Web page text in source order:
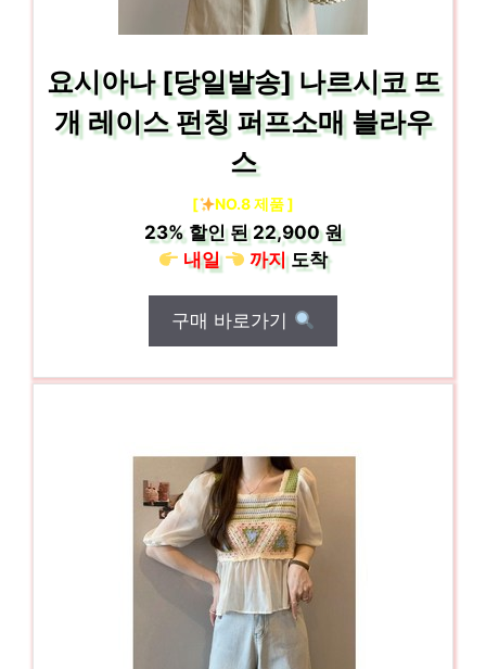
요시아나 [당일발송] 나르시코 뜨
개 레이스 펀칭 퍼프소매 블라우
스
[ NO.8 제품 ]
23%할인 된22,900 원
내일
까지도착
구매 바로가기